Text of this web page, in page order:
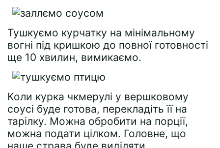
Тушкуємо курчатку на мінімальному
вогні під кришкою до повної готовності
ще 10 хвилин, вимикаємо.
Коли курка чкмерулі у вершковому
соусі буде готова, перекладіть її на
тарілку. Можна обробити на порції,
можна подати цілком. Головне, що